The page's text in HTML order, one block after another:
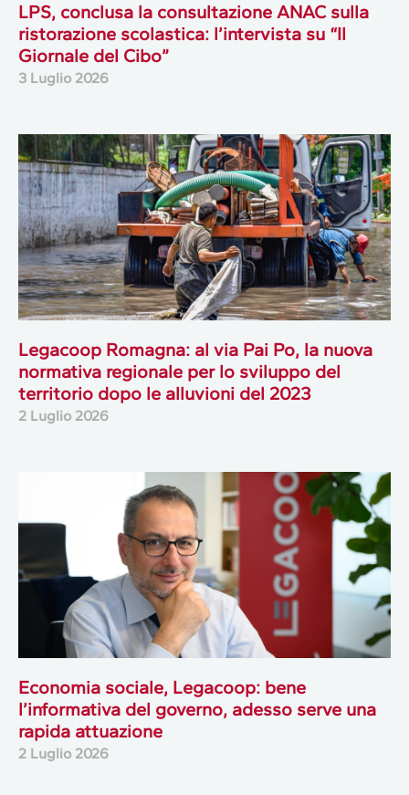
LPS, conclusa la consultazione ANAC sulla
ristorazione scolastica: l’intervista su “Il
Giornale del Cibo”
3 Luglio 2026
Legacoop Romagna: al via Pai Po, la nuova
normativa regionale per lo sviluppo del
territorio dopo le alluvioni del 2023
2 Luglio 2026
Economia sociale, Legacoop: bene
l’informativa del governo, adesso serve una
rapida attuazione
2 Luglio 2026